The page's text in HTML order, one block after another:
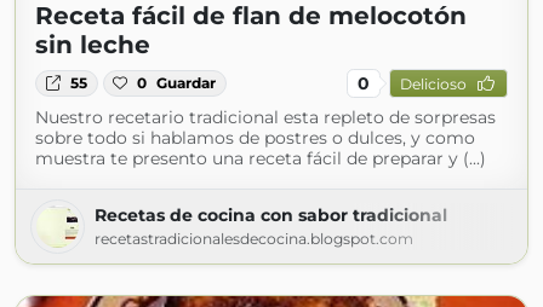
Receta fácil de flan de melocotón
sin leche
55 0 Guardar 0 Delicioso
Nuestro recetario tradicional esta repleto de sorpresas
sobre todo si hablamos de postres o dulces, y como
muestra te presento una receta fácil de preparar y (...)
Recetas de cocina con sabor tradicional
recetastradicionalesdecocina.blogspot.com